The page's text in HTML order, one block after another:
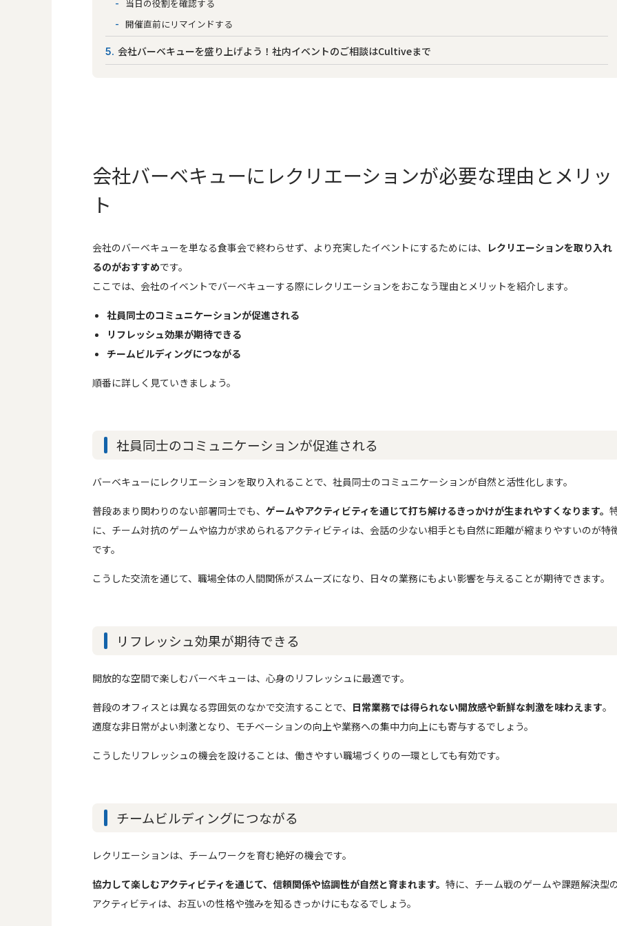
当日の役割を確認する
開催直前にリマインドする
5 会社バーベキューを盛り上げよう！社内イベントのご相談はCultiveまで
会社バーベキューにレクリエーションが必要な理由とメリッ
ト
会社のバーベキューを単なる食事会で終わらせず、より充実したイベントにするためには、
レクリエーションを取り入れ
るのがおすすめです。
ここでは、会社のイベントでバーベキューする際にレクリエーションをおこなう理由とメリットを紹介します。
社員同士のコミュニケーションが促進される
リフレッシュ効果が期待できる
チームビルディングにつながる
順番に詳しく見ていきましょう。
社員同士のコミュニケーションが促進される
バーベキューにレクリエーションを取り入れることで、社員同士のコミュニケーションが自然と活性化します。
普段あまり関わりのない部署同士でも、ゲームやアクティビティを通じて打ち解けるきっかけが生まれやすくなります。
に、チーム対抗のゲームや協力が求められるアクティビティは、会話の少ない相手とも自然に距離が縮まりやすいのが特
です。
こうした交流を通じて、職場全体の人間関係がスムーズになり、日々の業務にもよい影響を与えることが期待できます。
リフレッシュ効果が期待できる
開放的な空間で楽しむバーベキューは、心身のリフレッシュに最適です。
普段のオフィスとは異なる雰囲気のなかで交流することで、 日常業務では得られない開放感や新鮮な刺激を味わえます。
適度な非日常がよい刺激となり、モチベーションの向上や業務への集中力向上にも寄与するでしょう。
こうしたリフレッシュの機会を設けることは、働きやすい職場づくりの一環としても有効です。
チームビルディングにつながる
レクリエーションは、チームワークを育む絶好の機会です。
協力して楽しむアクティビティを通じて、信頼関係や協調性が自然と育まれます。特に、チーム戦のゲームや課題解決型
アクティビティは、お互いの性格や強みを知るきっかけにもなるでしょう。